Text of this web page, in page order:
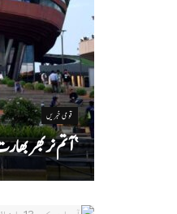
قومی خبریں
‘ آتم نربھر